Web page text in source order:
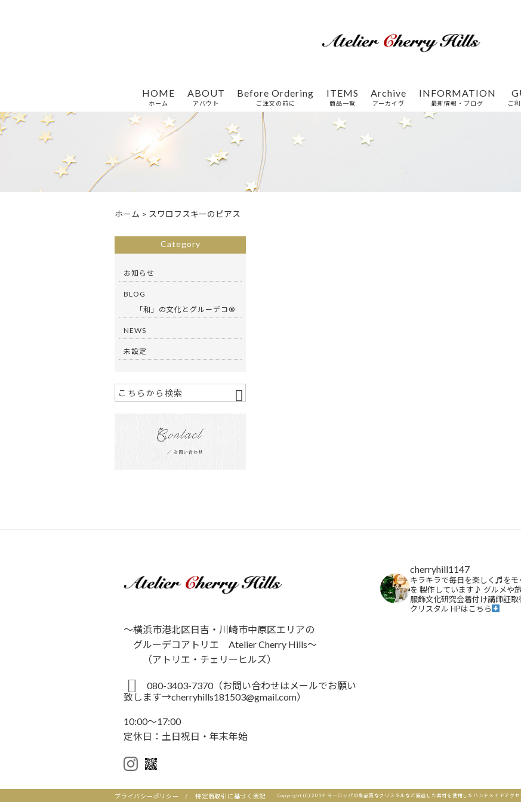
HOME
ホーム
ABOUT
アバウト
Before Ordering
ご注文の前に
ITEMS
商品一覧
Archive
アーカイヴ
INFORMATION
最新情報・ブログ ご
ホーム > スワロフスキーのピアス
Category
お知らせ
BLOG
「和」の文化とグルーデコ®︎
NEWS
未設定
～横浜市港北区日吉・川崎市中原区エリアの
グルーデコアトリエ Atelier Cherry Hills～
（アトリエ・チェリーヒルズ）
080-3403-7370（お問い合わせはメールでお願い
致します→cherryhills181503@gmail.com）
10:00～17:00
定休日：土日祝日・年末年始
cherryhill1147
キラキラで毎日を楽しく♬をモ
を 製作しています♪ グルメや
服飾文化研究会着付け講師証取
クリスタル HPはこちら
さらに読み込む
プライバシーポリシー / 特定商取引に基づく表記 Copyright (C) 2019 ヨーロッパの高品質なクリスタルなど厳選した素材を使用したハンドメイドア